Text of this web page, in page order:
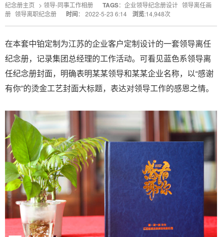
纪念册主页 > 领导-同事工作相册 TAGS： 企业领导纪念册设计 领导离任画
册 领导离职纪念册 时间： 2022-5-23 6:14 浏览:14,948次
在本套中铂定制为江苏的企业客户定制设计的一套领导离任
纪念册，记录集团总经理的工作活动。可看见蓝色系领导离
任纪念册封面，明确表明某某领导和某某企业名称，以“感谢
有你”的烫金工艺封面大标题，表达对领导工作的感恩之情。